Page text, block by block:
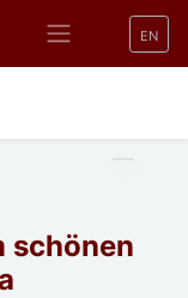
EN
schönen